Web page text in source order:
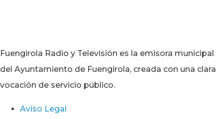
Fuengirola Radio y Televisión es la emisora municipal
del Ayuntamiento de Fuengirola, creada con una clara
vocación de servicio público.
Aviso Legal